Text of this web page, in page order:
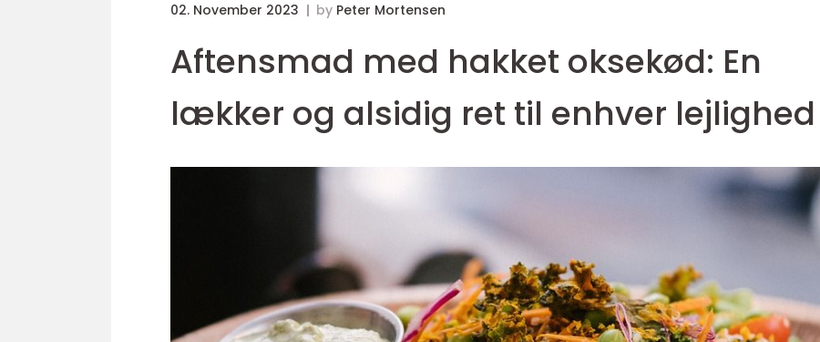
02. November 2023 by Peter Mortensen
Aftensmad med hakket oksekød: En
lækker og alsidig ret til enhver lejlighed